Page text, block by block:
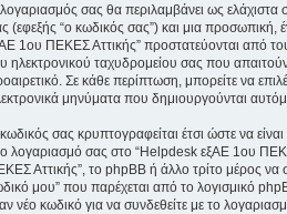
σας θα περιλαμβάνει ως ελάχιστα
(εφεξής “ο κωδικός σας”) και μια προσωπική,
1ου ΠΕΚΕΣ Αττικής” προστατεύονται από
ηλεκτρονικού ταχυδρομείου σας που
Σε κάθε περίπτωση, μπορείτε να
μηνύματα που δημιουργούνται
σας κρυπτογραφείται έτσι ώστε να
λογαριασμό σας στο “Helpdesk εξΑΕ 1ου
Αττικής”, το phpBB ή άλλο τρίτο μέρος να
μου” που παρέχεται από το λογισμικό
νέο κωδικό για να συνδεθείτε με το